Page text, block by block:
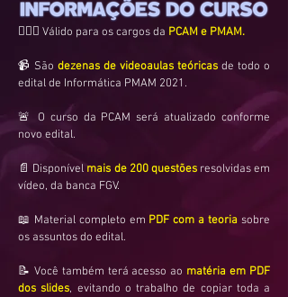
👮🏽‍♂️ Válido para os cargos da PCAM e PMAM.
📹 São dezenas de videoaulas teóricas de todo o
edital de Informática PMAM 2021.
🚨 O curso da PCAM será atualizado conforme
novo edital.
📄 Disponível mais de 200 questõesresolvidas em
vídeo, da banca FGV.
📖 Material completo em PDF com a teoria sobre
os assuntos do edital.
📝 Você também terá acesso ao matéria em PDF
dos slides, evitando o trabalho de copiar toda a